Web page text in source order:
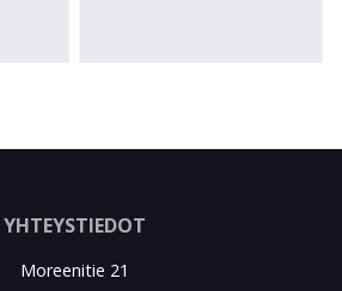
YHTEYSTIEDOT
Moreenitie 21